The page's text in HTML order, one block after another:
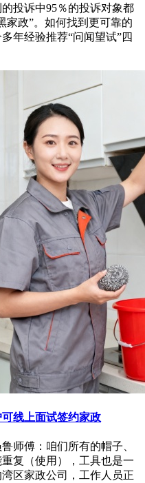
投诉中95％的投诉对象都
家政”。如何找到更可靠的
年经验推荐“问闻望试”四
可线上面试签约家政
师傅：咱们所有的帽子、
复（使用），工具也是一
区家政公司，工作人员正